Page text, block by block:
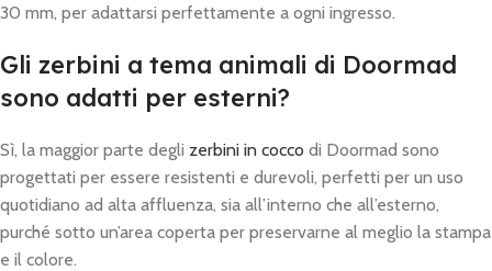
30 mm, per adattarsi perfettamente a ogni ingresso.
Gli zerbini a tema animali di Doormad
sono adatti per esterni?
Sì, la maggior parte degli zerbini in cocco di Doormad sono
progettati per essere resistenti e durevoli, perfetti per un uso
quotidiano ad alta affluenza, sia all’interno che all’esterno,
purché sotto un’area coperta per preservarne al meglio la stampa
e il colore.